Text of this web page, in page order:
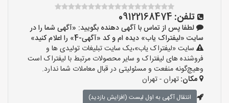
تلفن: 09122168474
لطفا پس از تماس با آگهی دهنده بگویید: «آگهی شما را در
سایت «لیفتراک یاب» دیده ام و کد «آگهی-4» را اعلام کنید»
سایت «لیفتراک یاب»،یک سایت تبلیغات تولیدی ها و
فروشنده های لیفتراک و سایر محصولات مرتبط با لیفتراک است
وهیچ‌گونه منفعت و مسئولیتی در قبال معاملات شما ندارد.
مکان:تهران - تهران
انتقال آگهی به اول لیست (افزایش بازدید)